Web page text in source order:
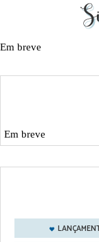
Em breve
Em breve